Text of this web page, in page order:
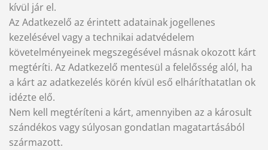
kívül jár el.
Az Adatkezelő az érintett adatainak jogellenes
kezelésével vagy a technikai adatvédelem
követelményeinek megszegésével másnak okozott kárt
megtéríti. Az Adatkezelő mentesül a felelősség alól, ha
a kárt az adatkezelés körén kívül eső elháríthatatlan ok
idézte elő.
Nem kell megtéríteni a kárt, amennyiben az a károsult
szándékos vagy súlyosan gondatlan magatartásából
származott.